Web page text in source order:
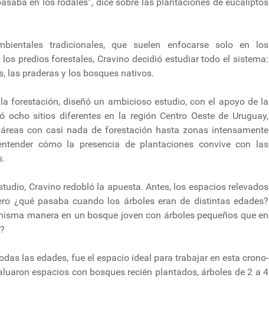
tradicionales, que suelen enfocarse solo en los
predios forestales, Cravino decidió estudiar todo el sistema:
las praderas y los bosques nativos.
forestación, diseñó un ambicioso estudio, con el apoyo de la
ocho sitios diferentes en la región Centro Oeste de Uruguay,
con casi nada de forestación hasta zonas intensamente
cómo la presencia de plantaciones convive con las
Cravino redobló la apuesta. Antes, los espacios relevados
¿qué pasaba cuando los árboles eran de distintas edades?
manera en un bosque joven con árboles pequeños que en
las edades, fue el espacio ideal para trabajar en esta crono-
espacios con bosques recién plantados, árboles de 2 a 4